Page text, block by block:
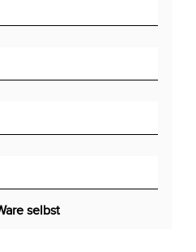
selbst